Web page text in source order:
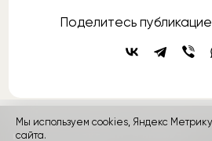
Поделитесь
контакты
Мы используем cookies, Яндекс
сайта.